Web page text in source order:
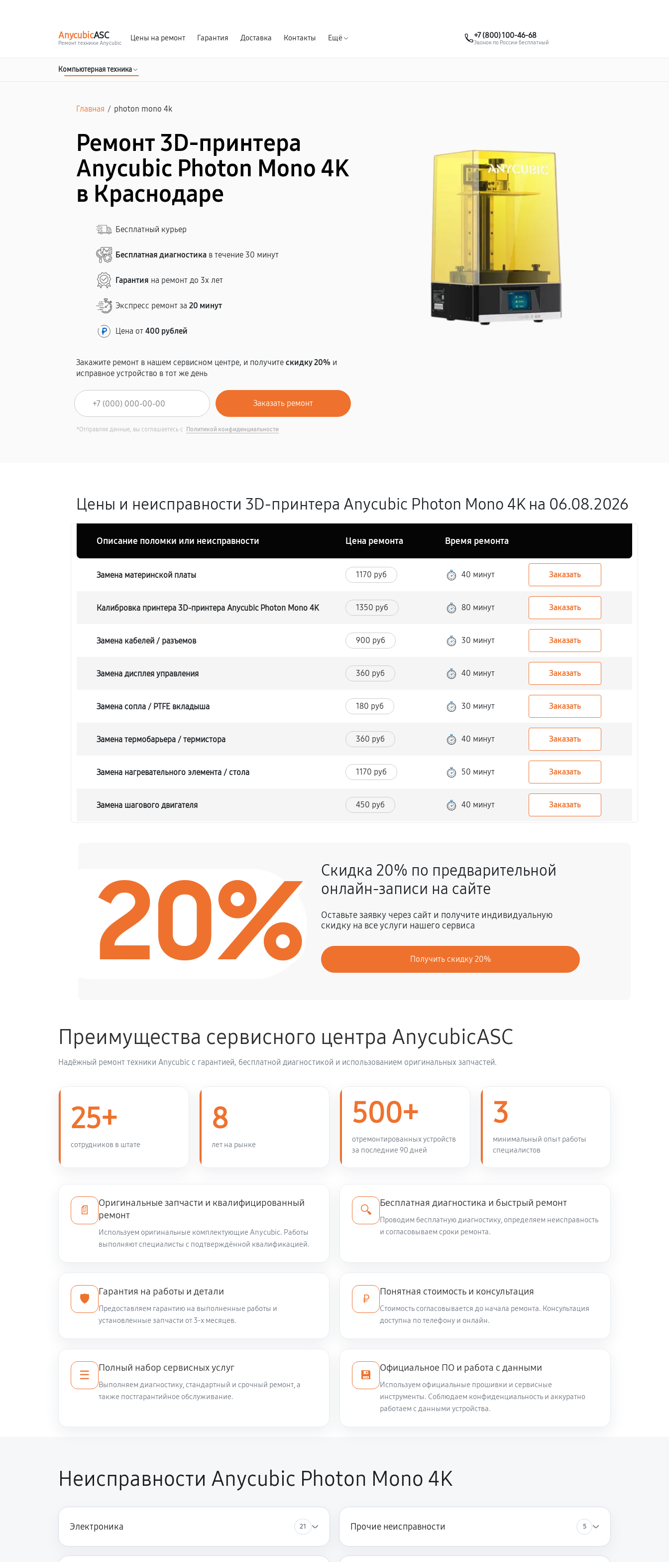
AnycubicASC
Ремонт техники Anycubic
Цены на ремонт Гарантия Доставка Контакты Ещё +7 (800) 100-46-68
Звонок по России бесплатный
Компьютерная техника
Главная / photon mono 4k
Ремонт 3D-принтера
Anycubic Photon Mono 4K
в Краснодаре
Бесплатный курьер
Бесплатная диагностика в течение 30 минут
Гарантия на ремонт до 3х лет
Экспресс ремонт за20 минут
Цена от400 рублей
Закажите ремонт в нашем сервисном центре, и получитескидку 20% и
исправное устройство в тот же день
*Отправляя данные, вы соглашаетесь с Политикой конфиденциальности
Цены и неисправности 3D-принтера Anycubic Photon Mono 4K на 06.08.2026
Описание поломки или неисправности Цена ремонта Время ремонта
Замена материнской платы 1170 руб 40 минут Заказать
Калибровка принтера 3D-принтера Anycubic Photon Mono 4K 1350 руб 80 минут Заказать
Замена кабелей / разъемов 900 руб 30 минут Заказать
Замена дисплея управления 360 руб 40 минут Заказать
Замена сопла / PTFE вкладыша 180 руб 30 минут Заказать
Замена термобарьера / термистора 360 руб 40 минут Заказать
Замена нагревательного элемента / стола 1170 руб 50 минут Заказать
Замена шагового двигателя 450 руб 40 минут Заказать
450 руб 40 минут Заказать
Замена вентилятора охлаждения
Замена блока питания
Заказать
20%
Скидка 20% по предварительной
онлайн-записи на сайте
Оставьте заявку через сайт и получите индивидуальную
скидку на все услуги нашего сервиса
Получить скидку 20%
Преимущества сервисного центра AnycubicASC
Надёжный ремонт техники Anycubic с гарантией, бесплатной диагностикой и использованием оригинальных запчастей.
25+
сотрудников в штате
8
лет на рынке
500+
отремонтированных устройств
за последние 90 дней
3
минимальный опыт работы
специалистов
📄
Оригинальные запчасти и квалифицированный
ремонт
Используем оригинальные комплектующие Anycubic. Работы
выполняют специалисты с подтверждённой квалификацией.
🔍
Бесплатная диагностика и быстрый ремонт
Проводим бесплатную диагностику, определяем неисправность
и согласовываем сроки ремонта.
🛡️
Гарантия на работы и детали
Предоставляем гарантию на выполненные работы и
установленные запчасти от 3-х месяцев.
₽
Понятная стоимость и консультация
Стоимость согласовывается до начала ремонта. Консультация
доступна по телефону и онлайн.
☰
Полный набор сервисных услуг
Выполняем диагностику, стандартный и срочный ремонт, а
также постгарантийное обслуживание.
💾
Официальное ПО и работа с данными
Используем официальные прошивки и сервисные
инструменты. Соблюдаем конфиденциальность и аккуратно
работаем с данными устройства.
Неисправности Anycubic Photon Mono 4K
Электроника 21 Прочие неисправности 5